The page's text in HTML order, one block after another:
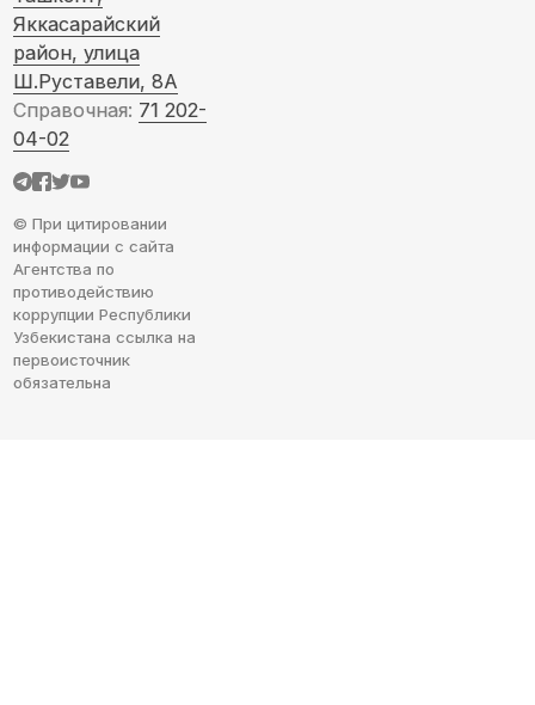
Яккасарайский
район, улица
Ш.Руставели, 8А
Справочная: 71 202-
04-02
© При цитировании
информации с сайта
Агентства по
противодействию
коррупции Республики
Узбекистана ссылка на
первоисточник
обязательна